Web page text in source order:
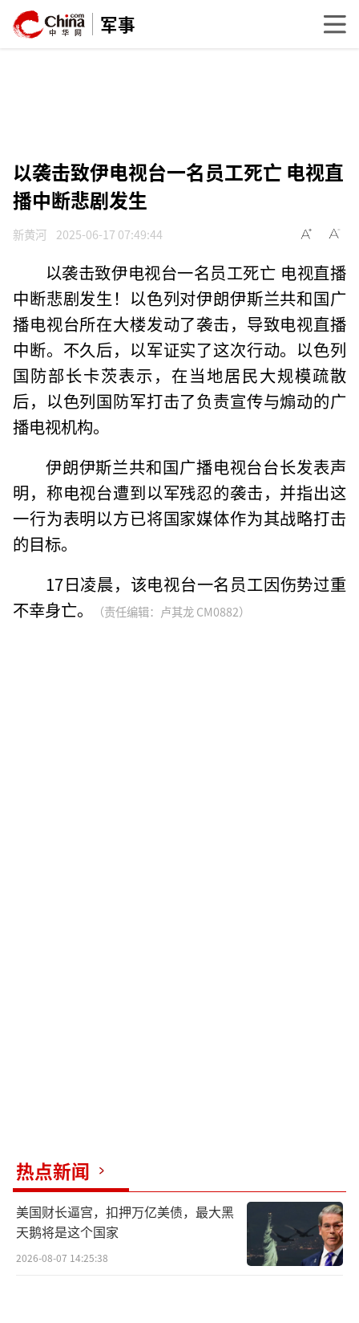
军事
以袭击致伊电视台一名员工死亡 电视直
播中断悲剧发生
新黄河 2025-06-17 07:49:44
以袭击致伊电视台一名员工死亡 电视直播
中断悲剧发生！以色列对伊朗伊斯兰共和国广
播电视台所在大楼发动了袭击，导致电视直播
中断。不久后，以军证实了这次行动。以色列
国防部长卡茨表示，在当地居民大规模疏散
后，以色列国防军打击了负责宣传与煽动的广
播电视机构。
伊朗伊斯兰共和国广播电视台台长发表声
明，称电视台遭到以军残忍的袭击，并指出这
一行为表明以方已将国家媒体作为其战略打击
的目标。
17日凌晨，该电视台一名员工因伤势过重
不幸身亡。
（责任编辑：卢其龙 CM0882）
热点新闻
美国财长逼宫，扣押万亿美债，最大黑
天鹅将是这个国家
2026-08-07 14:25:38